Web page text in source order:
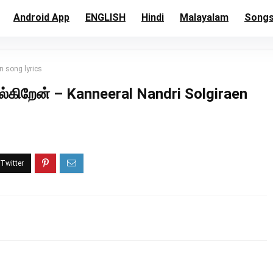
Android App ENGLISH Hindi Malayalam
song lyrics
– Kanneeral Nandri Solgiraen